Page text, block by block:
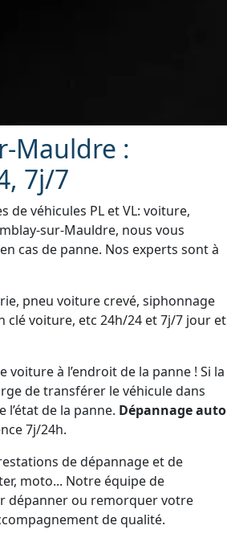
Mauldre :
7j/7
de véhicules PL et VL: voiture,
sur-Mauldre, nous vous
cas de panne. Nos experts sont à
pneu voiture crevé, siphonnage
voiture, etc 24h/24 et 7j/7 jour et
à l’endroit de la panne ! Si la
de transférer le véhicule dans
de la panne. Dépannage auto
7j/24h.
de dépannage et de
moto... Notre équipe de
dépanner ou remorquer votre
de qualité.